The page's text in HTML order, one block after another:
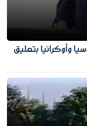
وأوكرانيا بتعليق